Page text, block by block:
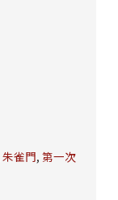
朱雀門, 第一次